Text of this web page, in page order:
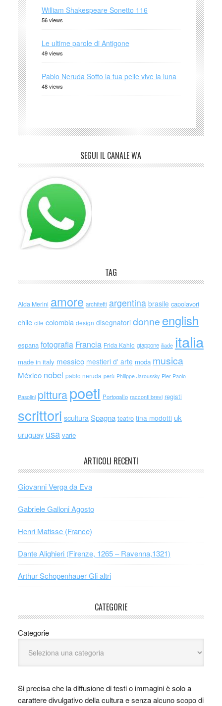
William Shakespeare Sonetto 116
56 views
Le ultime parole di Antigone
49 views
Pablo Neruda Sotto la tua pelle vive la luna
48 views
SEGUI IL CANALE WA
TAG
Alda Merini amore architetti argentina brasile capolavori
chile cile colombia design disegnatori donne english
espana fotografia Francia Frida Kahlo giappone iliade italia
made in italy messico mestieri d' arte moda musica
México nobel pablo neruda perù Philippe Jaroussky Pier Paolo
Pasolini pitturapoeti Portogallo racconti brevi registi
scrittori scultura Spagna teatro tina modotti uk
uruguay usa varie
ARTICOLI RECENTI
Giovanni Verga da Eva
Gabriele Galloni Agosto
Henri Matisse (France)
Dante Alighieri (Firenze, 1265 – Ravenna,1321)
Arthur Schopenhauer Gli altri
CATEGORIE
Categorie
Si precisa che la diffusione di testi o immagini è solo a
carattere divulgativo della cultura e senza alcuno scopo di